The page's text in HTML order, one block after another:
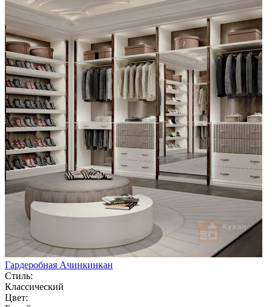
Гардеробная Ачинкинкан
Стиль:
Классический
Цвет: